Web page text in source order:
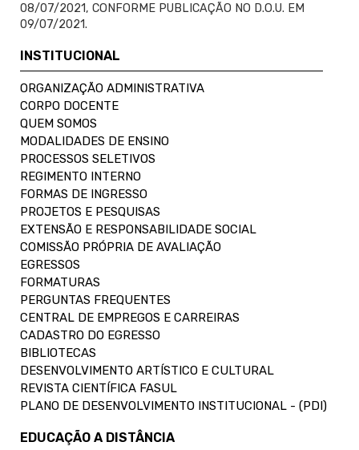
08/07/2021, CONFORME PUBLICAÇÃO NO D.O.U. EM
09/07/2021.
INSTITUCIONAL
ORGANIZAÇÃO ADMINISTRATIVA
CORPO DOCENTE
QUEM SOMOS
MODALIDADES DE ENSINO
PROCESSOS SELETIVOS
REGIMENTO INTERNO
FORMAS DE INGRESSO
PROJETOS E PESQUISAS
EXTENSÃO E RESPONSABILIDADE SOCIAL
COMISSÃO PRÓPRIA DE AVALIAÇÃO
EGRESSOS
FORMATURAS
PERGUNTAS FREQUENTES
CENTRAL DE EMPREGOS E CARREIRAS
CADASTRO DO EGRESSO
BIBLIOTECAS
DESENVOLVIMENTO ARTÍSTICO E CULTURAL
REVISTA CIENTÍFICA FASUL
PLANO DE DESENVOLVIMENTO INSTITUCIONAL - (PDI)
EDUCAÇÃO A DISTÂNCIA